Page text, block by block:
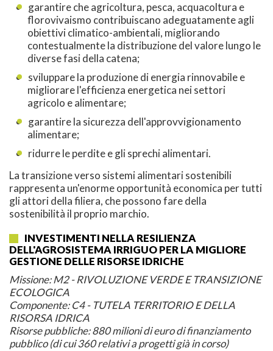
garantire che agricoltura, pesca, acquacoltura e
florovivaismo contribuiscano adeguatamente agli
obiettivi climatico-ambientali, migliorando
contestualmente la distribuzione del valore lungo le
diverse fasi della catena;
sviluppare la produzione di energia rinnovabile e
migliorare l'efficienza energetica nei settori
agricolo e alimentare;
garantire la sicurezza dell'approvvigionamento
alimentare;
ridurre le perdite e gli sprechi alimentari.
La transizione verso sistemi alimentari sostenibili
rappresenta un'enorme opportunità economica per tutti
gli attori della filiera, che possono fare della
sostenibilità il proprio marchio.
INVESTIMENTI NELLA RESILIENZA
DELL'AGROSISTEMA IRRIGUO PER LA MIGLIORE
GESTIONE DELLE RISORSE IDRICHE
Missione: M2 - RIVOLUZIONE VERDE E TRANSIZIONE
ECOLOGICA
Componente: C4 - TUTELA TERRITORIO E DELLA
RISORSA IDRICA
Risorse pubbliche: 880 milioni di euro di finanziamento
pubblico (di cui 360 relativi a progetti già in corso)